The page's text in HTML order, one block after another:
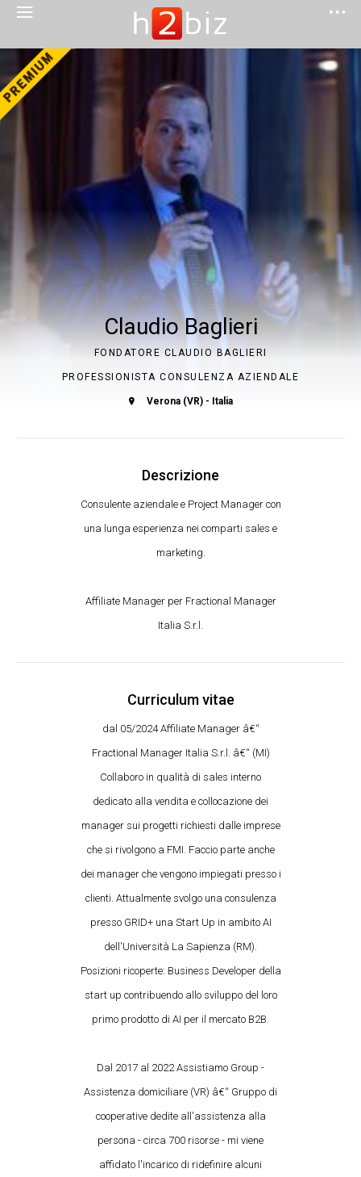
Claudio Baglieri
FONDATORE CLAUDIO BAGLIERI
PROFESSIONISTA CONSULENZA AZIENDALE
Verona (VR) - Italia
Descrizione
Consulente aziendale e Project Manager con
una lunga esperienza nei comparti sales e
marketing.
Affiliate Manager per Fractional Manager
Italia S.r.l.
Curriculum vitae
dal 05/2024 Affiliate Manager â€“
Fractional Manager Italia S.r.l. â€“ (MI)
Collaboro in qualità di sales interno
dedicato alla vendita e collocazione dei
manager sui progetti richiesti dalle imprese
che si rivolgono a FMI. Faccio parte anche
dei manager che vengono impiegati presso i
clienti. Attualmente svolgo una consulenza
presso GRID+ una Start Up in ambito AI
dell'Università La Sapienza (RM).
Posizioni ricoperte: Business Developer della
start up contribuendo allo sviluppo del loro
primo prodotto di AI per il mercato B2B.
Dal 2017 al 2022 Assistiamo Group -
Assistenza domiciliare (VR) â€“ Gruppo di
cooperative dedite all'assistenza alla
persona - circa 700 risorse - mi viene
affidato l'incarico di ridefinire alcuni